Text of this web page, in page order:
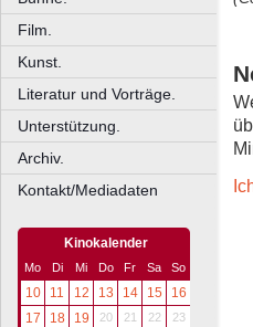
Film.
Kunst.
Literatur und Vorträge.
Unterstützung.
Archiv.
Kontakt/Mediadaten
Kinokalender
Mo Di Mi Do Fr Sa So
10 11 12 13 14 15
16
17
18 19 20 21 22 23